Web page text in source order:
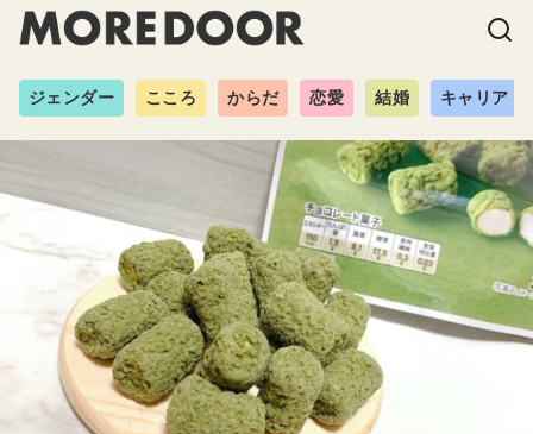
ジェンダー こころ からだ 恋愛 結婚 キャリア